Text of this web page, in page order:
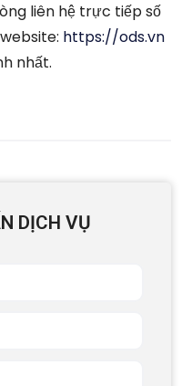
liên hệ trực tiếp số
https://ods.vn
nhất.
DỊCH VỤ